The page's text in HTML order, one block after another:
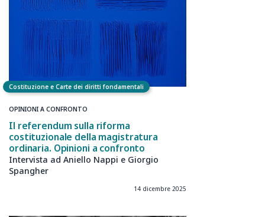
Costituzione e Carte dei diritti fondamentali
OPINIONI A CONFRONTO
Il referendum sulla riforma
costituzionale della magistratura
ordinaria. Opinioni a confronto
Intervista ad Aniello Nappi e Giorgio
Spangher
14 dicembre 2025